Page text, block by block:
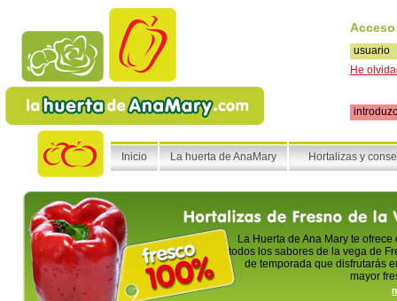
He
Inicio La huerta de AnaMary Hortalizas y
La Huerta de Ana Mary te
todos los sabores de la vega de
de temporada que disfrutarás
mayor